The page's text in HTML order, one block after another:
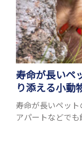
寿命が長いペ
り添える小動
寿命が長いペット
アパートなどで